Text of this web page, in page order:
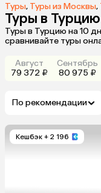
Туры, Туры из Москвы,
Туры в
Туры в Турцию на 10
сравнивайте туры
Август
79 372 ₽
Сентябрь
80 975 ₽
По рекомендации
Кешбэк + 2 196